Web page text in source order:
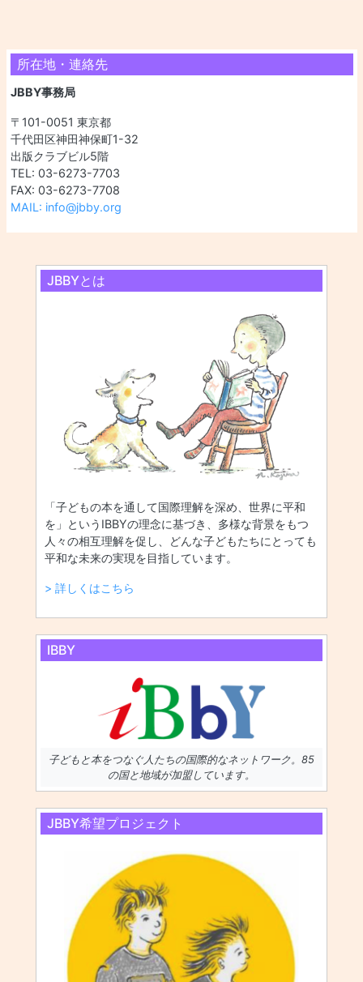
所在地・連絡先
JBBY事務局
〒101-0051 東京都
千代田区神田神保町1-32
出版クラブビル5階
TEL: 03-6273-7703
FAX: 03-6273-7708
MAIL: info@jbby.org
JBBYとは
「子どもの本を通して国際理解を深め、世界に平和
を」というIBBYの理念に基づき、多様な背景をもつ
人々の相互理解を促し、どんな子どもたちにとっても
平和な未来の実現を目指しています。
> 詳しくはこちら
IBBY
子どもと本をつなぐ人たちの国際的なネットワーク。85
の国と地域が加盟しています。
JBBY希望プロジェクト